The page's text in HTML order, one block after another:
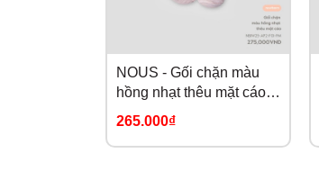
NOUS - Gối chặn màu
hồng nhạt thêu mặt cáo
NB
265.000₫